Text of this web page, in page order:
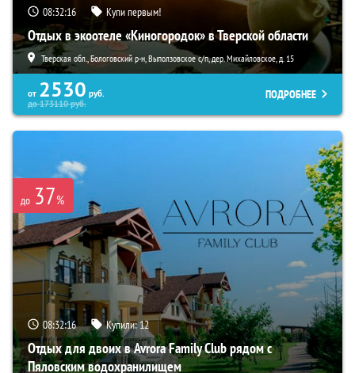
08:32:14 Купи первым!
Отдых в экоотеле «Киногородок» в Тверской области
Тверская обл., Бологовский р-н, Выползовское с/п, дер. Михайловское, д. 15
от 2530 руб.
до173110руб.
ПОДРОБНЕЕ
до 37%
08:32:14 Купили:12
Отдых для двоих в Avrora Family Club рядом с
Пяловским водохранилищем